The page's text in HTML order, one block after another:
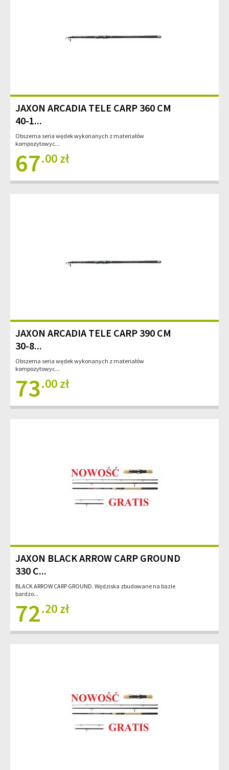
JAXON ARCADIA TELE CARP 360 CM
40-1...
Obszerna seria wędek wykonanych z materiałów
kompozytowyc...
67.00 zł
JAXON ARCADIA TELE CARP 390 CM
30-8...
Obszerna seria wędek wykonanych z materiałów
kompozytowyc...
73.00 zł
JAXON BLACK ARROW CARP GROUND
330 C...
BLACK ARROW CARP GROUND. Wędziska zbudowane na bazie
bardzo...
72.20 zł